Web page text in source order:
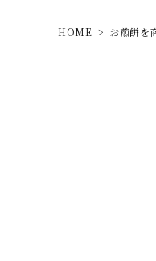
HOME お煎餅を